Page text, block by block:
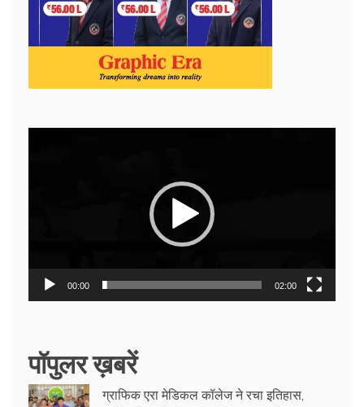
00:00 02:00
पॉपुलर ख़बरें
ग्राफिक एरा मेडिकल कॉलेज ने रचा इतिहास,